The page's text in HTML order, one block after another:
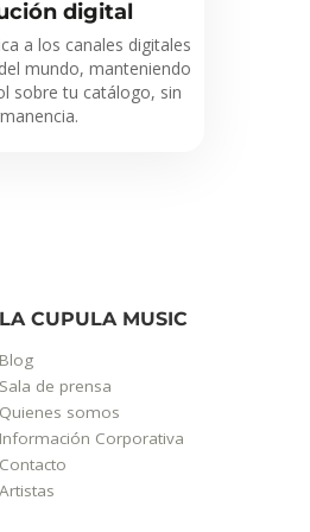
digital
a los canales digitales
mundo, manteniendo
sobre tu catálogo, sin
LA CUPULA MUSIC
Blog
Sala de prensa
Quienes somos
Información Corporativa
Contacto
Artistas